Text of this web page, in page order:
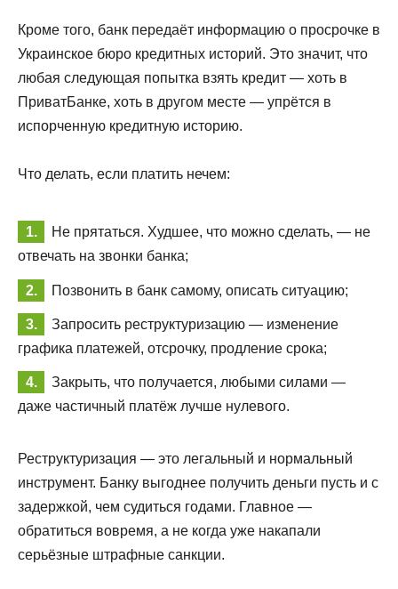
Кроме того, банк передаёт информацию о просрочке в
Украинское бюро кредитных историй. Это значит, что
любая следующая попытка взять кредит — хоть в
ПриватБанке, хоть в другом месте — упрётся в
испорченную кредитную историю.
Что делать, если платить нечем:
Не прятаться. Худшее, что можно сделать, — не
отвечать на звонки банка;
Позвонить в банк самому, описать ситуацию;
Запросить реструктуризацию — изменение
графика платежей, отсрочку, продление срока;
Закрыть, что получается, любыми силами —
даже частичный платёж лучше нулевого.
Реструктуризация — это легальный и нормальный
инструмент. Банку выгоднее получить деньги пусть и с
задержкой, чем судиться годами. Главное —
обратиться вовремя, а не когда уже накапали
серьёзные штрафные санкции.